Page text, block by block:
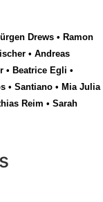
Drews • Ramon
• Andreas
• Beatrice Egli •
• Santiano • Mia Julia
Reim • Sarah